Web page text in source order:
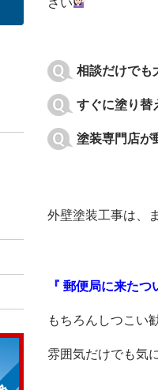
相談だけでも
すぐに塗り替
塗装専門店が
外壁塗装工事は、
『 郵便局に来た
もちろんしつこい
雰囲気だけでも気